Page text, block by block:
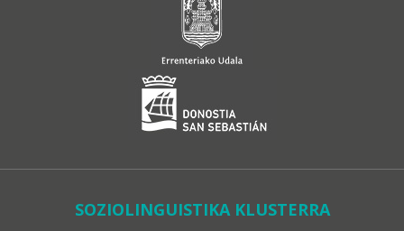
SOZIOLINGUISTIKA KLUSTERRA